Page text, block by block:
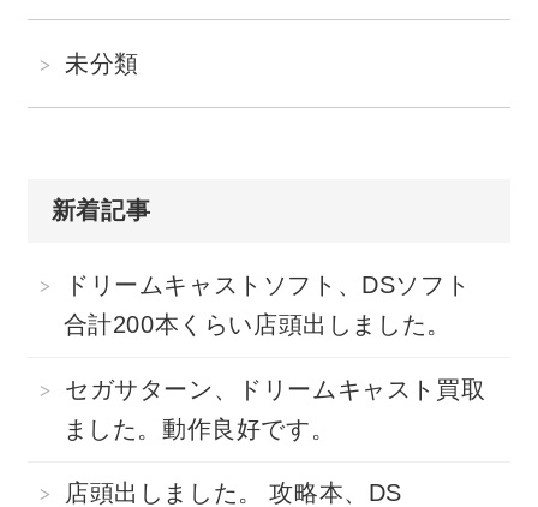
未分類
新着記事
ドリームキャストソフト、DSソフト
合計200本くらい店頭出しました。
セガサターン、ドリームキャスト買取
ました。動作良好です。
店頭出しました。 攻略本、DS